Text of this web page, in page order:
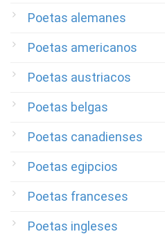
Poetas alemanes
Poetas americanos
Poetas austriacos
Poetas belgas
Poetas canadienses
Poetas egipcios
Poetas franceses
Poetas ingleses